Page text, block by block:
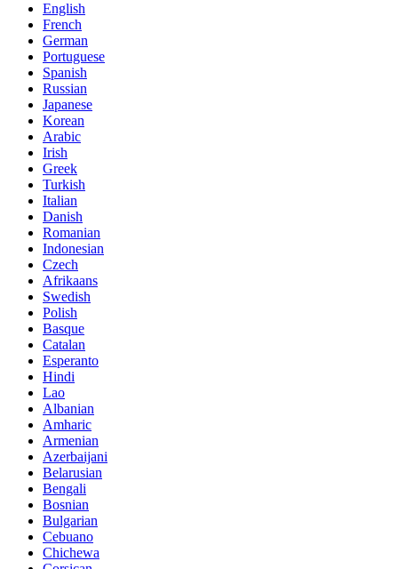
English
French
German
Portuguese
Spanish
Russian
Japanese
Korean
Arabic
Irish
Greek
Turkish
Italian
Danish
Romanian
Indonesian
Czech
Afrikaans
Swedish
Polish
Basque
Catalan
Esperanto
Hindi
Lao
Albanian
Amharic
Armenian
Azerbaijani
Belarusian
Bengali
Bosnian
Bulgarian
Cebuano
Chichewa